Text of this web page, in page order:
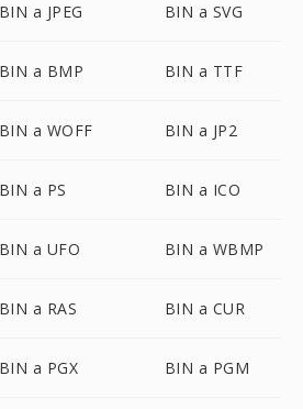
BIN a JPEG BIN a SVG
BIN a BMP BIN a TTF
BIN a WOFF BIN a JP2
BIN a PS BIN a ICO
BIN a UFO BIN a WBMP
BIN a RAS BIN a CUR
BIN a PGX BIN a PGM